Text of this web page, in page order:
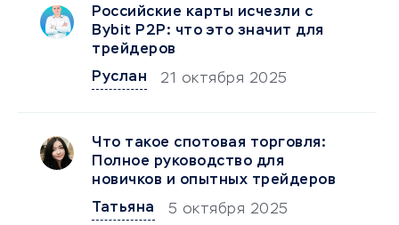
Российские карты исчезли с
Bybit P2P: что это значит для
трейдеров
Руслан
21 октября 2025
Что такое спотовая торговля:
Полное руководство для
новичков и опытных трейдеров
Татьяна
5 октября 2025